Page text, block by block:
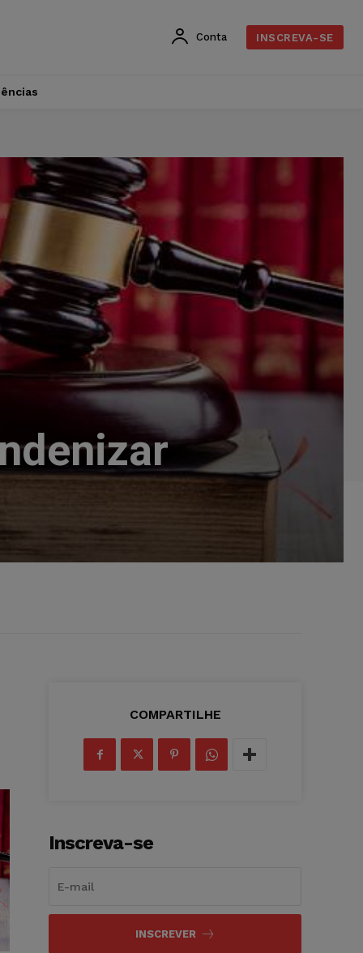
Conta INSCREVA-SE
COMPARTILHE
Inscreva-se
INSCREVER